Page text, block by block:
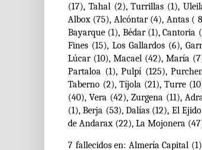
(17), Tahal (2), Turrillas (1),
Albox (75), Alcóntar (4), Antas (
Bayarque (1), Bédar (1),
Fines (15), Los Gallardos (6),
Lúcar (10), Macael (42), María
Partaloa (1), Pulpí (125),
Taberno (2), Tíjola (21), Turre
(40), Vera (42), Zurgena (11),
(1), Berja (53), Dalías (12), El
de Andarax (22), La Mojonera
7 fallecidos en: Almería Capital